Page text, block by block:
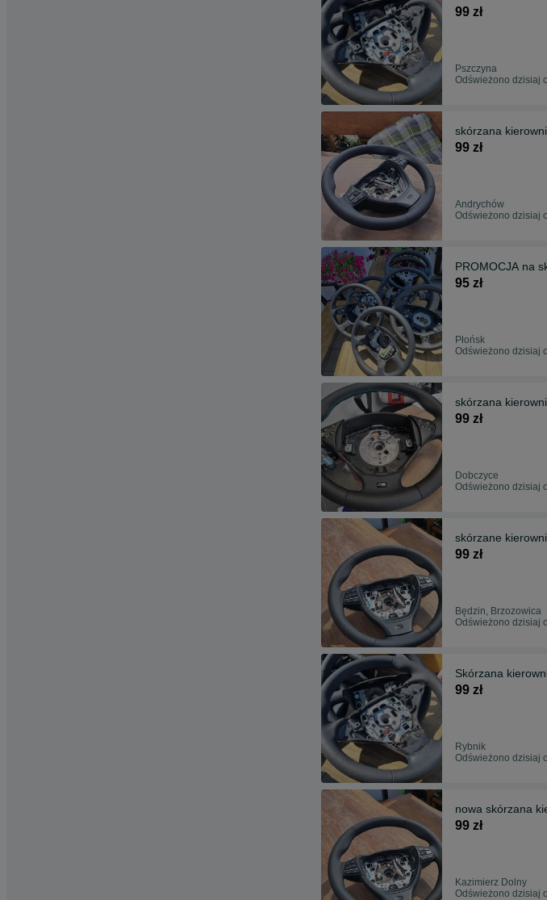
99 zł
Pszczyna
Odświeżono dzisiaj
skórzana
99 zł
Andrychów
Odświeżono dzisiaj
PROMOCJA na
95 zł
Płońsk
Odświeżono dzisiaj
skórzana
99 zł
Dobczyce
Odświeżono dzisiaj
skórzane
99 zł
Będzin, Brzozowica
Odświeżono dzisiaj
Skórzana
99 zł
Rybnik
Odświeżono dzisiaj
nowa skórzana
99 zł
Kazimierz Dolny
Odświeżono dzisiaj